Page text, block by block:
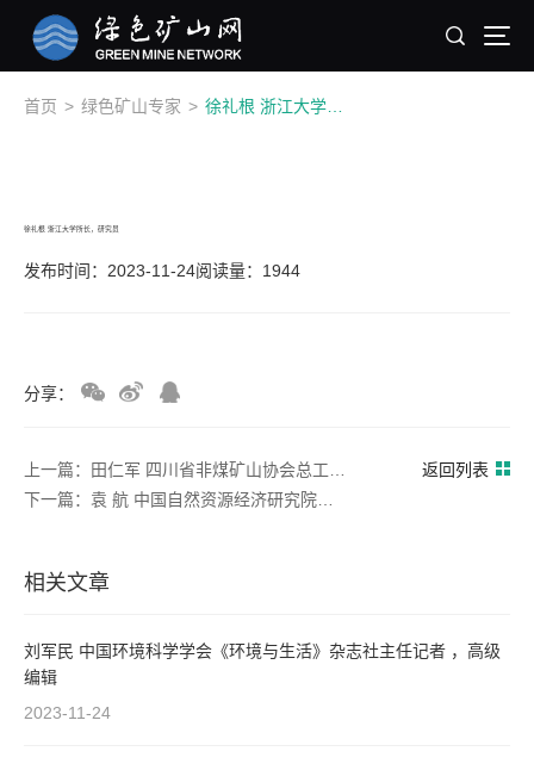
首页 > 绿色矿山专家 >
徐礼根 浙江大学所长，研究员
发布时间：2023-11-24阅读量：1944
分享：
返回列表
相关文章
刘军民 中国环境科学学会《环境与生活》杂志社主任记者 ，高级
编辑
2023-11-24